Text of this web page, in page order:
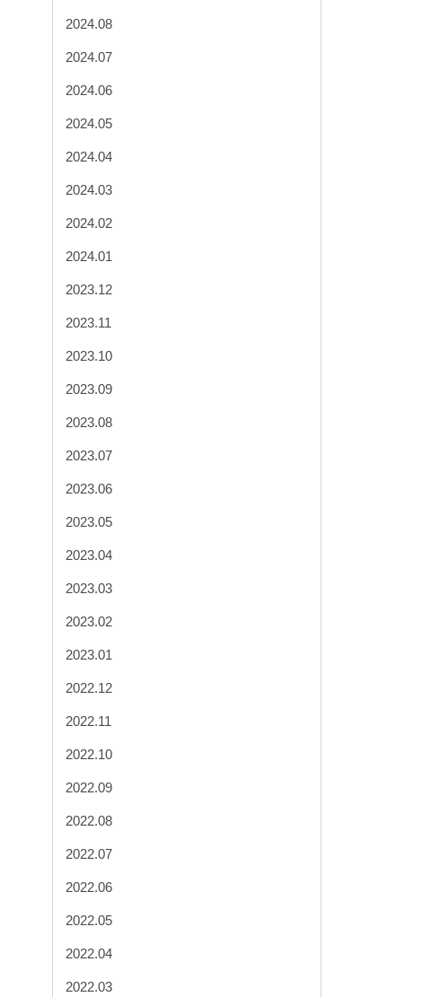
2024.08
2024.07
2024.06
2024.05
2024.04
2024.03
2024.02
2024.01
2023.12
2023.11
2023.10
2023.09
2023.08
2023.07
2023.06
2023.05
2023.04
2023.03
2023.02
2023.01
2022.12
2022.11
2022.10
2022.09
2022.08
2022.07
2022.06
2022.05
2022.04
2022.03